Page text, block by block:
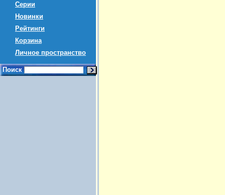
Серии
Новинки
Рейтинги
Корзина
Личное пространство
Поиск